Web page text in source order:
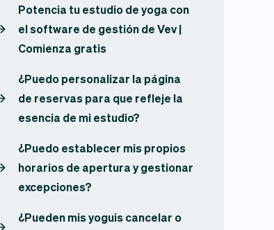
Potencia tu estudio de yoga con
el software de gestión de Vev |
Comienza gratis
¿Puedo personalizar la página
de reservas para que refleje la
esencia de mi estudio?
¿Puedo establecer mis propios
horarios de apertura y gestionar
excepciones?
¿Pueden mis yoguis cancelar o